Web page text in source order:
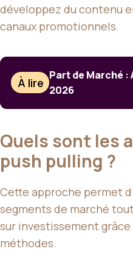
développez du contenu
canaux promotionnels.
À lire
Part de Marché
2026
Quels sont les
push pulling ?
Cette approche permet
segments de marché
sur investissement
méthodes.